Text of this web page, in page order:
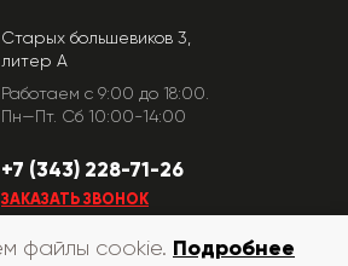
Старых большевиков 3,
литер А
Работаем c 9:00 до 18:00.
Пн—Пт. Сб 10:00-14:00
+7 (343) 228-71-26
ЗАКАЗАТЬ ЗВОНОК
файлы cookie. Подробнее